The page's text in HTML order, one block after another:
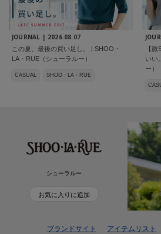
JOURNAL | 2026.08.07
この夏、最後の買い足し。 | SHOO・
LA・RUE（シューラルー）
CASUAL SHOO・LA・RUE
【
いい
ー）
シューラルー
お気に入りに追加
ブランドサイト アイテムリスト